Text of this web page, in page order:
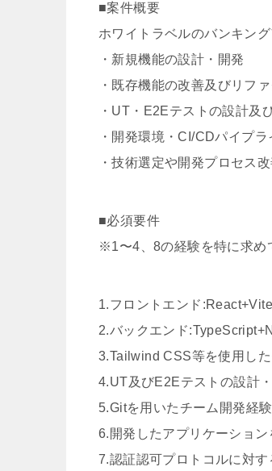
■案件概要
ホワイトラベルのバンキン
・新規機能の設計・開発
・既存機能の改善及びリフ
・UT・E2Eテストの設計及
・開発環境・CI/CDパイプ
・技術選定や開発プロセス
■必須要件
※1〜4、8の経験を特に求め
1.フロントエンド
2.バックエンド
3.Tailwind CSS等を使用し
4.UT及びE2Eテストの設計
5.Gitを用いたチーム開発経験
6.開発したアプリケーショ
7.認証認可プロトコルに対す